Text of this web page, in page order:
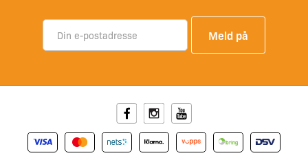
FacebookInstagramYoutube